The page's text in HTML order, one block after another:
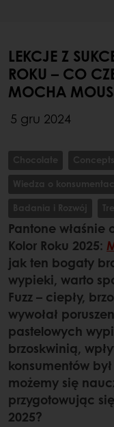
LEKCJE Z
ROKU – CO
MOCHA
5 gru 2024
Chocolate Concepts
Wiedza o
Badania i Rozwój
Pantone właśnie
Kolor Roku 2025:
jak ten bogaty
wypieki, warto
Fuzz – ciepły,
wywołał
pastelowych
brzoskwinią,
konsumentów
możemy się
przygotowując
2025?